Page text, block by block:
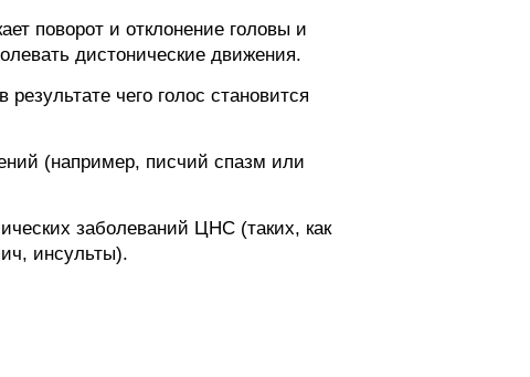
поворот и отклонение головы и
дистонические движения.
чего голос становится
(например, писчий спазм или
заболеваний ЦНС (таких, как
инсульты).